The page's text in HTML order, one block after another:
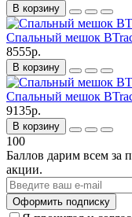
В корзину
Спальный мешок
8555р.
В корзину
Спальный мешок
9135р.
В корзину
100
Баллов дарим всем за
акции.
Оформить подписку